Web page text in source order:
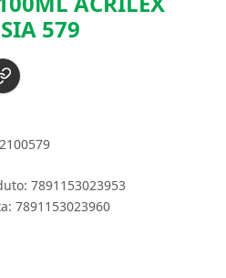
579
7891153023953
7891153023960